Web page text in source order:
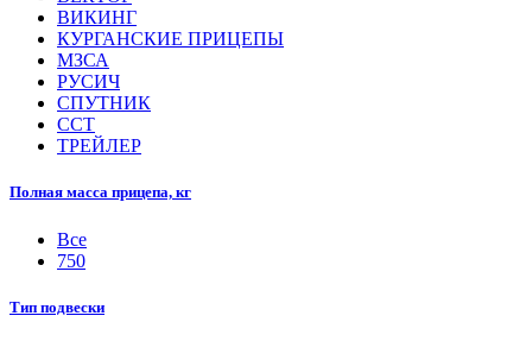
ВИКИНГ
КУРГАНСКИЕ ПРИЦЕПЫ
МЗСА
РУСИЧ
СПУТНИК
ССТ
ТРЕЙЛЕР
Полная масса прицепа, кг
Все
750
Тип подвески